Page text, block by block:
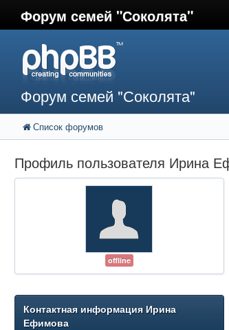
Форум семей "Соколята"
Форум семей "Соколята"
Список форумов
Профиль пользователя Ирина
offline
Контактная информация Ирина
Ефимова